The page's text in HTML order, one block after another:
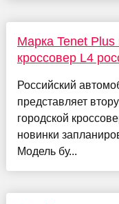
Марка Tenet Plus
кроссовер L4
Российский
представляет
городской
новинки
Модель бу...